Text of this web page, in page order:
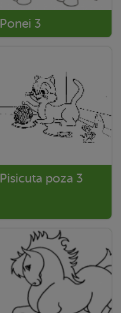
Ponei 3
Pisicuta poza 3